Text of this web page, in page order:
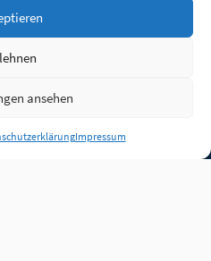
ansehen
Impressum
FAQ Quellen